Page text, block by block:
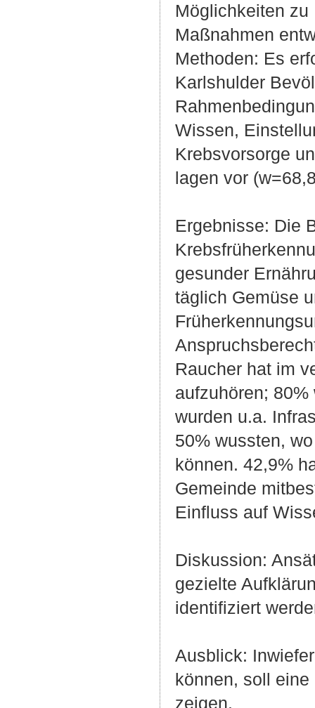
Möglichkeiten
Maßnahmen
Methoden: Es
Karlshulder
Wissen,
Krebsvorsorge
lagen vor
Ergebnisse: Die
gesunder
täglich Gemüse
Raucher hat im
aufzuhören;
wurden u.a.
50% wussten,
können. 42,9%
Gemeinde
Einfluss auf
Diskussion:
gezielte
identifiziert
Ausblick:
können, soll
zeigen.